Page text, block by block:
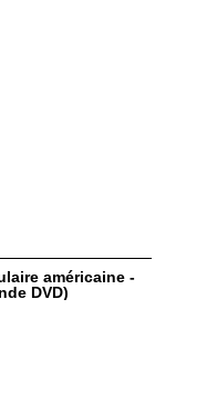
américaine -
DVD)